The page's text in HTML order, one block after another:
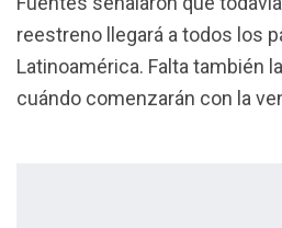
reestreno llegará a todos los
Latinoamérica. Falta también
cuándo comenzarán con la